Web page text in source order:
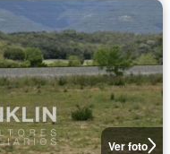
Ver foto